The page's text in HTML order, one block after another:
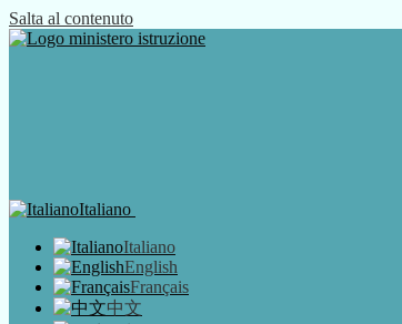
Salta al contenuto
Italiano
Italiano
English
Français
中文